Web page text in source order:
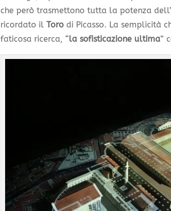
che però trasmettono tutta la potenza
ricordato il Torodi Picasso. La semplicità
faticosa ricerca, “la sofisticazione ultima”